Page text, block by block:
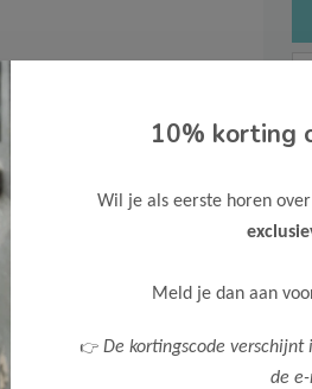
10% korting
Wil je als eerste horen
Meld je dan aan
👉 De kortingscode
de